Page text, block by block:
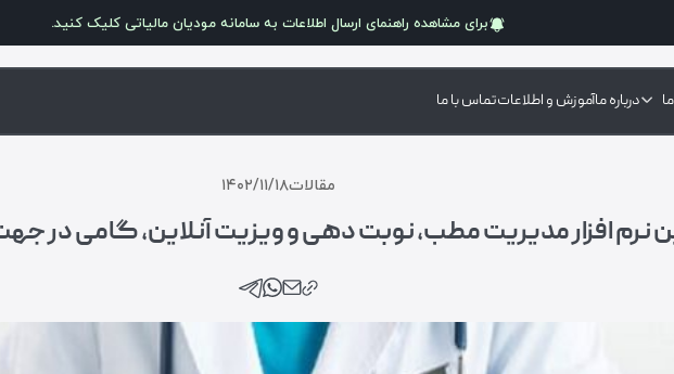
برای مشاهده راهنمای ارسال اطلاعات به سامانه مودیان مالیاتی کلیک کنید.
درباره ماآموزش و اطلاعاتتماس با ما
مقالات۱۴۰۲/۱۱/۱۸
نرم افزار مدیریت مطب، نوبت دهی و ویزیت آنلاین، گامی در